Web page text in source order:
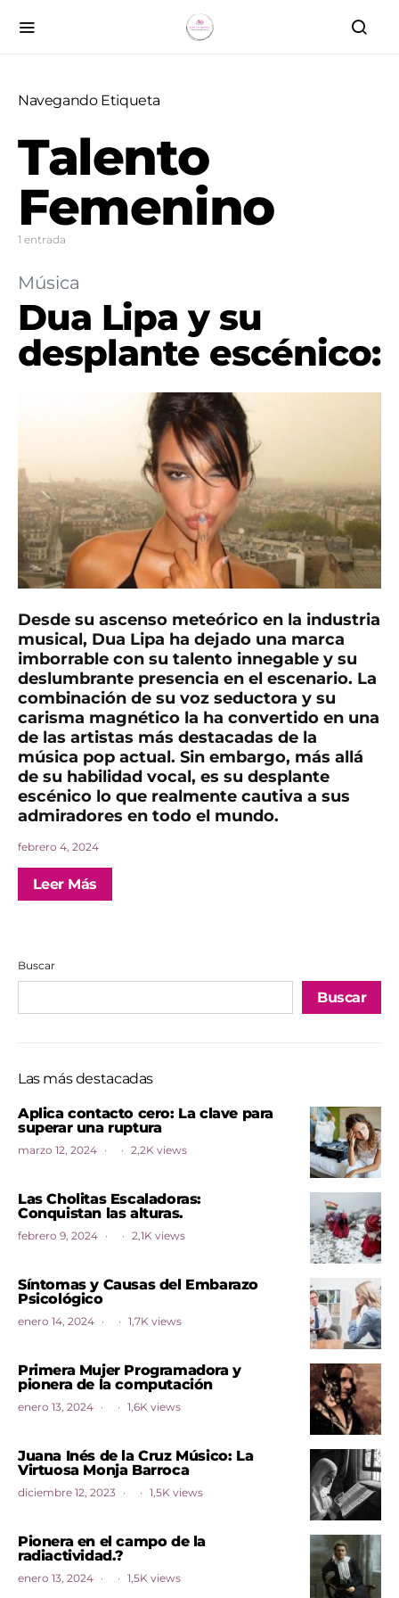
Navegando Etiqueta
Talento
Femenino
1 entrada
Música
Dua Lipa y su
desplante escénico:
Desde su ascenso meteórico en la industria
musical, Dua Lipa ha dejado una marca
imborrable con su talento innegable y su
deslumbrante presencia en el escenario. La
combinación de su voz seductora y su
carisma magnético la ha convertido en una
de las artistas más destacadas de la
música pop actual. Sin embargo, más allá
de su habilidad vocal, es su desplante
escénico lo que realmente cautiva a sus
admiradores en todo el mundo.
febrero 4, 2024
Leer Más
Buscar
Buscar
Las más destacadas
Aplica contacto cero: La clave para
superar una ruptura
marzo 12, 2024 2,2K views
Las Cholitas Escaladoras:
Conquistan las alturas.
febrero 9, 2024 2,1K views
Síntomas y Causas del Embarazo
Psicológico
enero 14, 2024 1,7K views
Primera Mujer Programadora y
pionera de la computación
enero 13, 2024 1,6K views
Juana Inés de la Cruz Músico: La
Virtuosa Monja Barroca
diciembre 12, 2023 1,5K views
Pionera en el campo de la
radiactividad.?
enero 13, 2024 1,5K views